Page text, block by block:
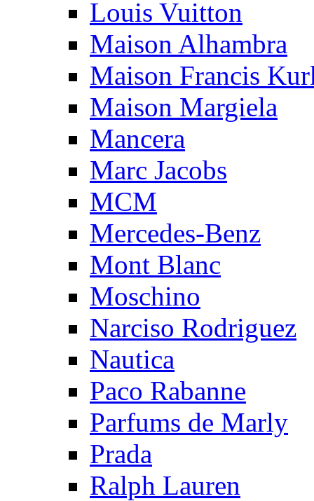
Louis Vuitton
Maison Alhambra
Maison Francis
Maison Margiela
Mancera
Marc Jacobs
MCM
Mercedes-Benz
Mont Blanc
Moschino
Narciso Rodriguez
Nautica
Paco Rabanne
Parfums de Marly
Prada
Ralph Lauren